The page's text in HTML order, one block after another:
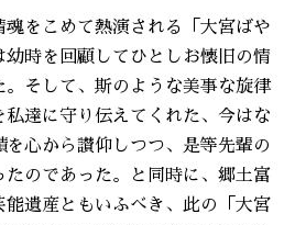
をこめて熱演される「大宮ばや
幼時を回顧してひとしお懐旧の情
。そして、斯のような美事な旋律
私達に守り伝えてくれた、今はな
心から讃仰しつつ、是等先輩の
たのであった。と同時に、郷土富
遺産ともいふべき、此の「大宮